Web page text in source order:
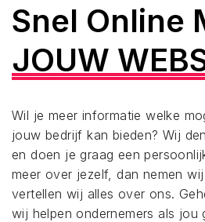
Snel Online
JOUW
Wil je meer informatie welke
jouw bedrijf kan bieden? Wij
en doen je graag een
meer over jezelf, dan nemen
vertellen wij alles over ons.
wij helpen ondernemers als jou